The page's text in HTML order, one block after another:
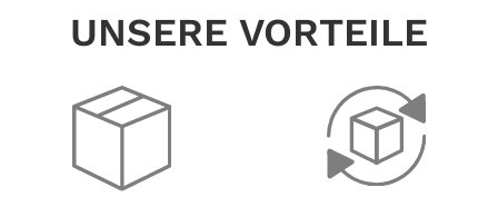
UNSERE VORTEILE